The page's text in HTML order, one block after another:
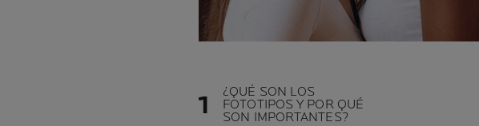
¿QUÉ SON LOS
FOTOTIPOS Y POR QUÉ
SON IMPORTANTES?